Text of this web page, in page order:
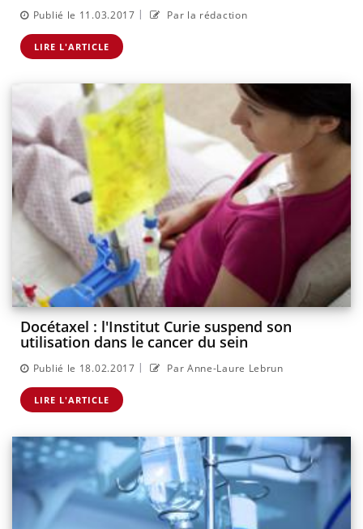
Publié le 11.03.2017 | Par la rédaction
LIRE L'ARTICLE
Docétaxel : l'Institut Curie suspend son
utilisation dans le cancer du sein
Publié le 18.02.2017 | Par Anne-Laure Lebrun
LIRE L'ARTICLE